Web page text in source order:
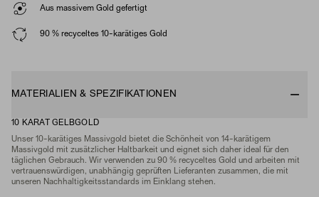
Aus massivem Gold gefertigt
90 % recyceltes 10-karätiges Gold
MATERIALIEN & SPEZIFIKATIONEN
10 KARAT GELBGOLD
Unser 10-karätiges Massivgold bietet die Schönheit von 14-karätigem
Massivgold mit zusätzlicher Haltbarkeit und eignet sich daher ideal für den
täglichen Gebrauch. Wir verwenden zu 90 % recyceltes Gold und arbeiten mit
vertrauenswürdigen, unabhängig geprüften Lieferanten zusammen, die mit
unseren Nachhaltigkeitsstandards im Einklang stehen.